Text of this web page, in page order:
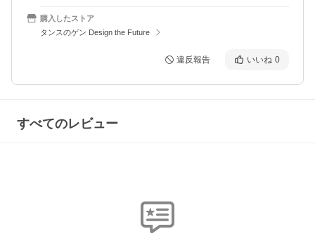
購入したストア
タンスのゲン Design the Future
違反報告 いいね 0
すべてのレビュー